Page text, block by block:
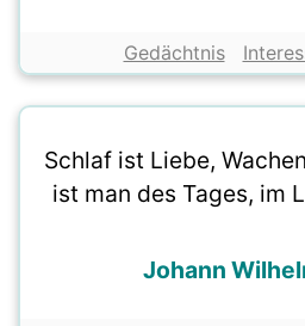
Gedächtnis
Schlaf ist Liebe,
ist man des Tages, im
Johann